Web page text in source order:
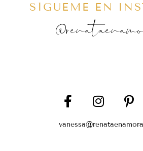
SÍGUEME EN